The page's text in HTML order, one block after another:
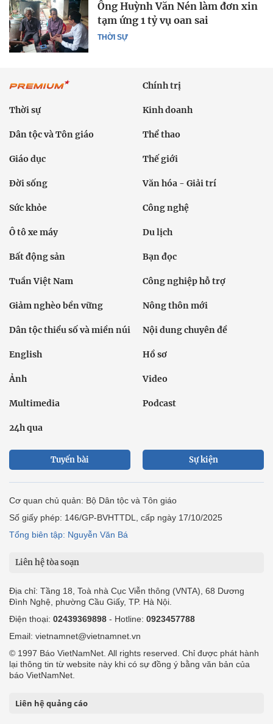
THỜI SỰ
Ông Huỳnh Văn Nén làm đơn xin
tạm ứng 1 tỷ vụ oan sai
Chính trị
Thời sự Kinh doanh
Dân tộc và Tôn giáo Thể thao
Giáo dục Thế giới
Đời sống Văn hóa - Giải trí
Sức khỏe Công nghệ
Ô tô xe máy Du lịch
Bất động sản Bạn đọc
Tuần Việt Nam Công nghiệp hỗ trợ
Giảm nghèo bền vững Nông thôn mới
Dân tộc thiểu số và miền núi Nội dung chuyên đề
English Hồ sơ
Ảnh Video
Multimedia Podcast
24h qua
Tuyến bài Sự kiện
Cơ quan chủ quản: Bộ Dân tộc và Tôn giáo
Số giấy phép: 146/GP-BVHTTDL, cấp ngày 17/10/2025
Tổng biên tập: Nguyễn Văn Bá
Liên hệ tòa soạn
Địa chỉ: Tầng 18, Toà nhà Cục Viễn thông (VNTA), 68 Dương
Đình Nghệ, phường Cầu Giấy, TP. Hà Nội.
Điện thoại: 02439369898 - Hotline: 0923457788
Email: vietnamnet@vietnamnet.vn
© 1997 Báo VietNamNet. All rights reserved. Chỉ được phát hành
lại thông tin từ website này khi có sự đồng ý bằng văn bản của
báo VietNamNet.
Liên hệ quảng cáo